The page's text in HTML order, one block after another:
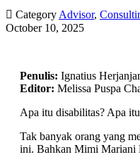
 Category Advisor,
October 10, 2025
Penulis: Ignatius
Editor: Melissa Puspa
Apa itu disabilitas? Apa
Tak banyak orang yang
ini. Bahkan Mimi Mariani